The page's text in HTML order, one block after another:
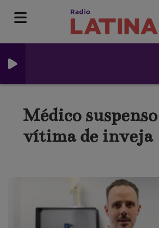
Médico
vítima de inveja